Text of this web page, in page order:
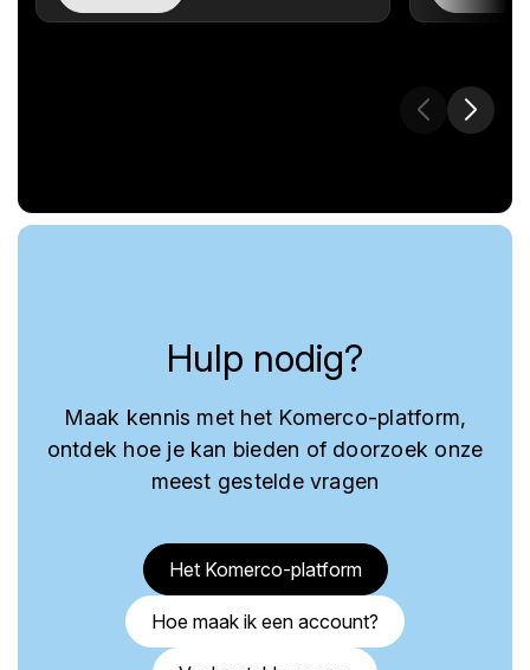
Hulp nodig?
Maak kennis met het Komerco-platform,
ontdek hoe je kan bieden of doorzoek onze
meest gestelde vragen
Het Komerco-platform
Hoe maak ik een account?